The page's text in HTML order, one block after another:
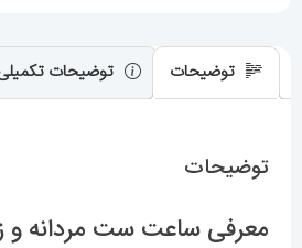
قاب
طلایی
020699
توضیحات توضیحات
توضیحات
معرفی ساعت ست مردانه و